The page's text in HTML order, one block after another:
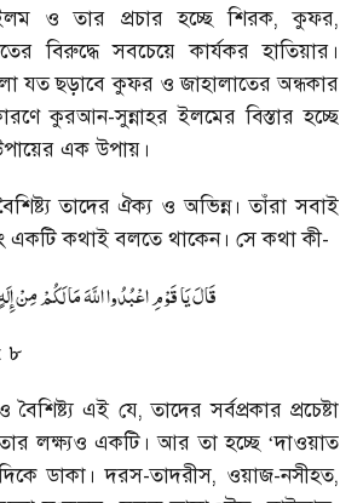
ও তার প্রচার হচ্ছে শিরক, কুফর,
বিরুদ্ধে সবচেয়ে কার্যকর হাতিয়ার।
যত ছড়াবে কুফর ও জাহালাতের অন্ধকার
কুরআন-সুন্নাহর ইলমের বিস্তার হচ্ছে
এক উপায়।
তাদের ঐক্য ও অভিন্ন। তাঁরা সবাই
কথাই বলতে থাকেন। সে কথা কী-
قَالَ يَا قَوْمِ اعْبُدُوا اللَّهَ مَا لَكُمْ مِنْ
৮
এই যে, তাদের সর্বপ্রকার প্রচেষ্টা
লক্ষ্যও একটি। আর তা হচ্ছে ‘দাওয়াত
ডাকা। দরস-তাদরীস, ওয়াজ-নসীহত,